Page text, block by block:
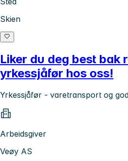
Skien
Liker du deg best bak
yrkessjåfør hos oss!
Yrkessjåfør - varetransport og
Arbeidsgiver
Veøy AS